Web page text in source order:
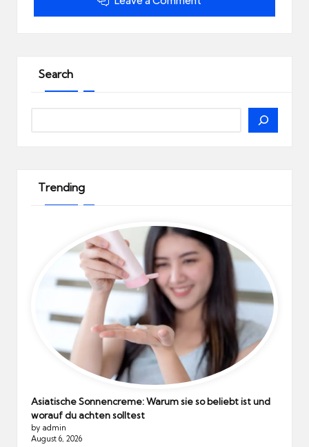
Search
Trending
Asiatische Sonnencreme: Warum sie so beliebt ist und
worauf du achten solltest
by admin
August 6, 2026